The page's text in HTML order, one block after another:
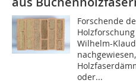
Forschende
Wilhelm-
oder...